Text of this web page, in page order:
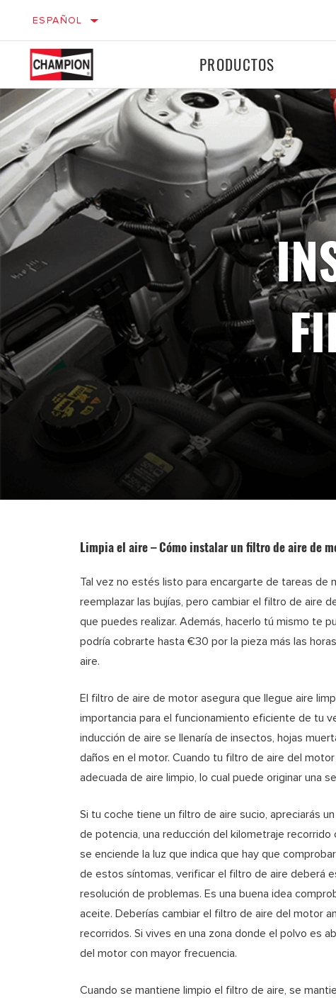
ESPAÑOL
PRODUCTOS
VEHÍCULOS
LIGEROS
Encendido
Frenos
Filtros
Encendido
Frenos
Filtros
Limpia el aire – Cómo instalar un filtro de aire de
Tal vez no estés listo para encargarte de tareas de
reemplazar las bujías, pero cambiar el filtro de aire
que puedes realizar. Además, hacerlo tú mismo te
podría cobrarte hasta €30 por la pieza más las
aire.
El filtro de aire de motor asegura que llegue aire
importancia para el funcionamiento eficiente de tu
inducción de aire se llenaría de insectos, hojas
daños en el motor. Cuando tu filtro de aire del
adecuada de aire limpio, lo cual puede originar una
Si tu coche tiene un filtro de aire sucio, apreciarás
de potencia, una reducción del kilometraje
se enciende la luz que indica que hay que
de estos síntomas, verificar el filtro de aire deberá
resolución de problemas. Es una buena idea
aceite. Deberías cambiar el filtro de aire del motor
recorridos. Si vives en una zona donde el polvo es
del motor con mayor frecuencia.
Cuando se mantiene limpio el filtro de aire, se